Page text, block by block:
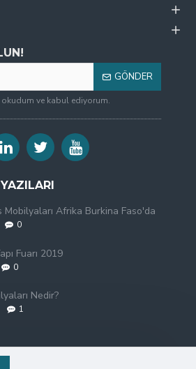
GÖNDER
okudum ve kabul ediyorum.
Mobilyaları Afrika Burkina Faso'da
0
Fuarı 2019
0
Nedir?
1